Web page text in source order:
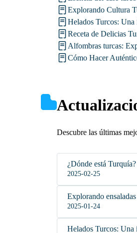
Explorando Cultura
Helados Turcos:
Receta de Delicias
Alfombras turcas:
Cómo Hacer
Descubre las últimas
¿Dónde está
2025-02-25
Explorando
2025-01-24
Helados Turcos: Una